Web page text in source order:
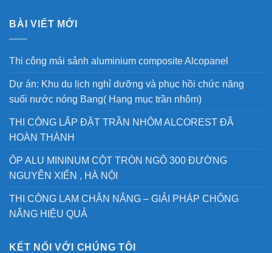
BÀI VIẾT MỚI
Thi công mái sảnh aluminium composite Alcopanel
Dự án: Khu du lịch nghỉ dưỡng và phục hồi chức năng
suối nước nóng Bang( Hạng mục trần nhôm)
THI CÔNG LẮP ĐẶT TRẦN NHÔM ALCOREST ĐÃ
HOÀN THÀNH
ỐP ALU MININUM CỘT TRÒN NGÕ 300 ĐƯỜNG
NGUYỄN XIỂN , HÀ NỘI
THI CÔNG LAM CHẮN NẮNG – GIẢI PHÁP CHỐNG
NẮNG HIỆU QUẢ
KẾT NỐI VỚI CHÚNG TÔI